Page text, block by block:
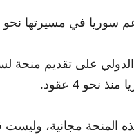
سوريا في مسيرتها نحو
4 عقود.
المنحة مجانية،